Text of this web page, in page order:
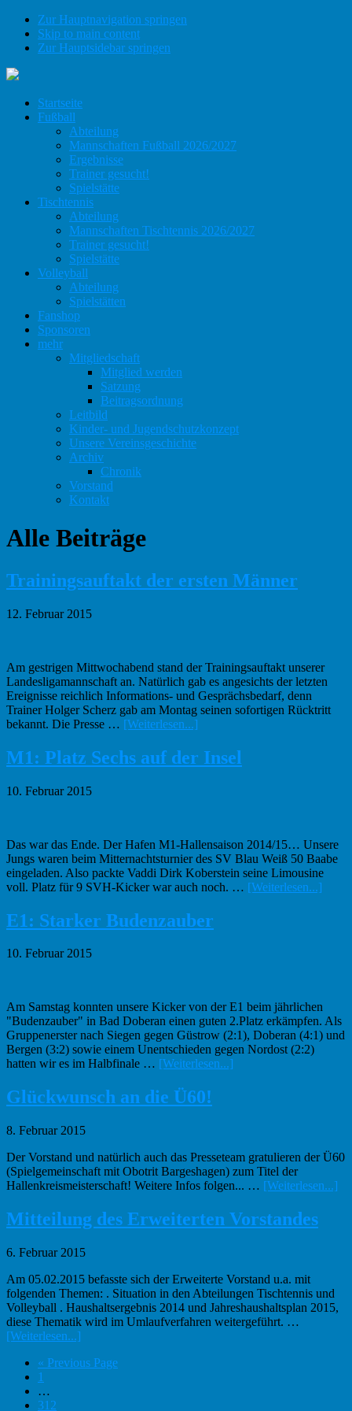
Zur Hauptnavigation springen
Skip to main content
Zur Hauptsidebar springen
Startseite
Fußball
Abteilung
Mannschaften Fußball 2026/2027
Ergebnisse
Trainer gesucht!
Spielstätte
Tischtennis
Abteilung
Mannschaften Tischtennis 2026/2027
Trainer gesucht!
Spielstätte
Volleyball
Abteilung
Spielstätten
Fanshop
Sponsoren
mehr
Mitgliedschaft
Mitglied werden
Satzung
Beitragsordnung
Leitbild
Kinder- und Jugendschutzkonzept
Unsere Vereinsgeschichte
Archiv
Chronik
Vorstand
Kontakt
Alle Beiträge
Trainingsauftakt der ersten Männer
12. Februar 2015
Am gestrigen Mittwochabend stand der Trainingsauftakt unserer
Landesligamannschaft an. Natürlich gab es angesichts der letzten
Ereignisse reichlich Informations- und Gesprächsbedarf, denn
Trainer Holger Scherz gab am Montag seinen sofortigen Rücktritt
bekannt. Die Presse … [Weiterlesen...]
Plugin
Trainingsauftakt
M1: Platz Sechs auf der Insel
10. Februar 2015
Das war das Ende. Der Hafen M1-Hallensaison 2014/15… Unsere
Jungs waren beim Mitternachtsturnier des SV Blau Weiß 50 Baabe
eingeladen. Also packte Vaddi Dirk Koberstein seine Limousine
voll. Platz für 9 SVH-Kicker war auch noch. … [Weiterlesen...]
E1: Starker Budenzauber
10. Februar 2015
Am Samstag konnten unsere Kicker von der E1 beim jährlichen
"Budenzauber" in Bad Doberan einen guten 2.Platz erkämpfen. Als
Gruppenerster nach Siegen gegen Güstrow (2:1), Doberan (4:1) und
Bergen (3:2) sowie einem Unentschieden gegen Nordost (2:2)
hatten wir es im Halbfinale … [Weiterlesen...]
Glückwunsch an die Ü60!
8. Februar 2015
Der Vorstand und natürlich auch das Presseteam gratulieren der Ü60
(Spielgemeinschaft mit Obotrit Bargeshagen) zum Titel der
Hallenkreismeisterschaft! Weitere Infos folgen... … [Weiterlesen...]
Mitteilung des Erweiterten Vorstandes
6. Februar 2015
Am 05.02.2015 befasste sich der Erweiterte Vorstand u.a. mit
folgenden Themen: . Situation in den Abteilungen Tischtennis und
Volleyball . Haushaltsergebnis 2014 und Jahreshaushaltsplan 2015,
diese Thematik wird im Umlaufverfahren weitergeführt. …
[Weiterlesen...]
Plugin
« Go
Previous Page
Seite
1
pages
…
Seite
312